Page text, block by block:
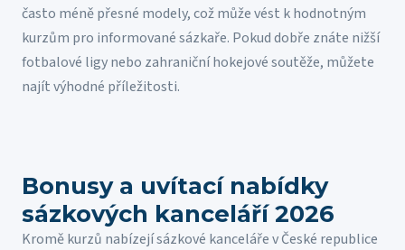
často méně přesné modely, což může vést k hodnotným
kurzům pro informované sázkaře. Pokud dobře znáte nižší
fotbalové ligy nebo zahraniční hokejové soutěže, můžete
najít výhodné příležitosti.
Bonusy a uvítací nabídky
sázkových kanceláří 2026
Kromě kurzů nabízejí sázkové kanceláře v České republice